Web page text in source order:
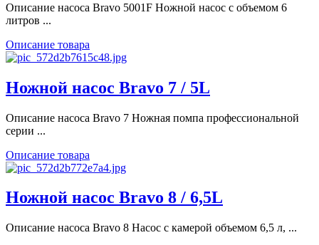
Описание насоса Bravo 5001F Ножной насос с объемом 6
литров ...
Описание товара
Ножной насос Bravo 7 / 5L
Описание насоса Bravo 7 Ножная помпа профессиональной
серии ...
Описание товара
Ножной насос Bravo 8 / 6,5L
Описание насоса Bravo 8 Насос с камерой объемом 6,5 л, ...